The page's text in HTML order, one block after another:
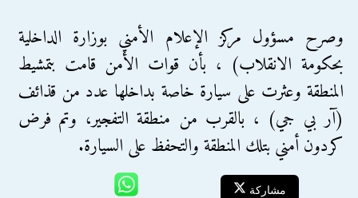
وصرح مسؤول مركز الإعلام الأمني بوزارة الداخلية
بحكومة الانقلاب) ، بأن قوات الأمن قامت بتمشيط
المنطقة وعثرت على سيارة خاصة بداخلها عدد من قذائف
(آر بي جي) ، بالقرب من منطقة التفجير، وتم فرض
كردون أمني بتلك المنطقة والتحفظ على السيارة.
مشاركة